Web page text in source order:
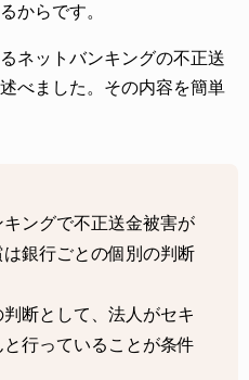
からです。
ネットバンキングの不正送
べました。その内容を簡単
ングで不正送金被害が
銀行ごとの個別の判断
断として、法人がセキ
行っていることが条件